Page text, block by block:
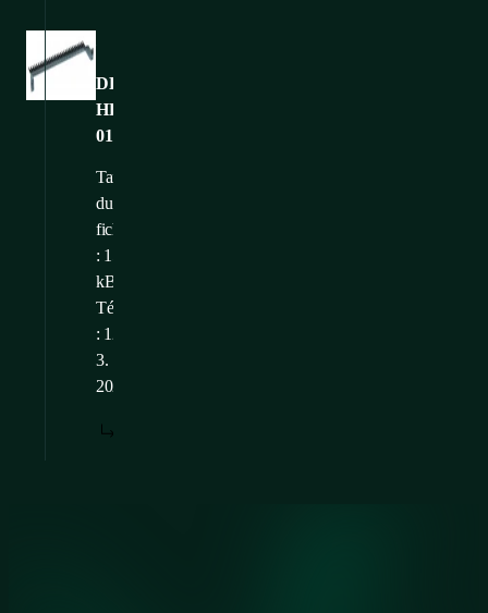
DP-
HR-
01
Images
Taille
du
fichier
: 15,04
kB
Téléchargé
: 12.
3.
2025